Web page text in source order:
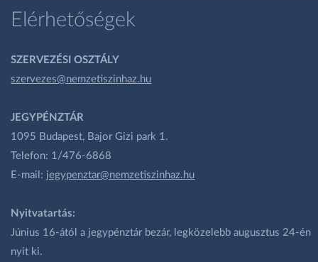
Elérhetőségek
SZERVEZÉSI OSZTÁLY
szervezes@nemzetiszinhaz.hu
JEGYPÉNZTÁR
1095 Budapest, Bajor Gizi park 1.
Telefon: 1/476-6868
E-mail: jegypenztar@nemzetiszinhaz.hu
Nyitvatartás:
Június 16-ától a jegypénztár bezár, legközelebb augusztus 24-én
nyit ki.